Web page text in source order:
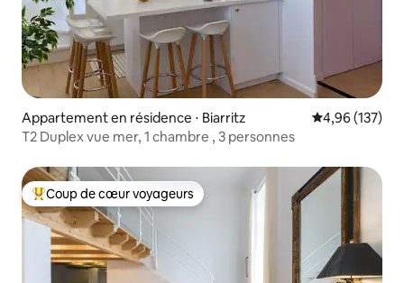
Appartement en résidence ⋅ Biarritz Évaluation
4,96 (137)
T2 Duplex vue mer, 1 chambre , 3 personnes
Coups de cœur voyageurs les plus appréciés
Coup de cœur voyageurs